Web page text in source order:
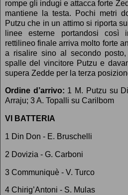
rompe gli indugi e attacca forte
mantiene la testa. Pochi metri
Putzu che in un attimo si riporta
linee esterne portandosi così
rettilineo finale arriva molto forte
a risalire sino al secondo
spalle del vincitore Putzu e
supera Zedde per la terza
Ordine d’arrivo: 1 M. Putzu su
Arraju; 3 A. Topalli su Carilbom
VI BATTERIA
1 Din Don - E. Bruschelli
2 Dovizia - G. Carboni
3 Communiquè - V. Turco
4 Chirig’Antoni - S. Mulas